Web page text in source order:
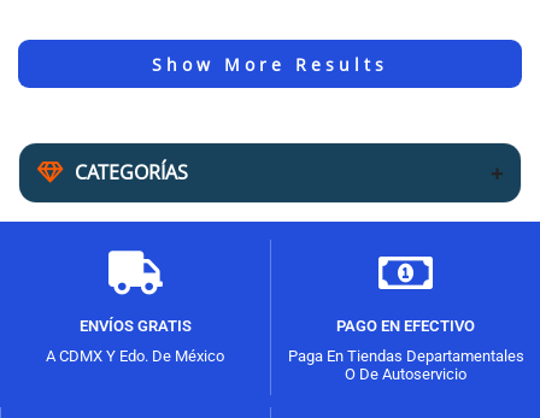
CATEGORÍAS
ENVÍOS GRATIS
A CDMX Y Edo. De México
PAGO EN EFECTIVO
Paga En Tiendas Departamentales
O De Autoservicio